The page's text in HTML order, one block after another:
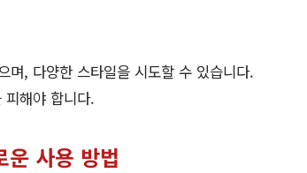
며, 다양한 스타일을 시도할 수 있습니다.
해야 합니다.
운 사용 방법